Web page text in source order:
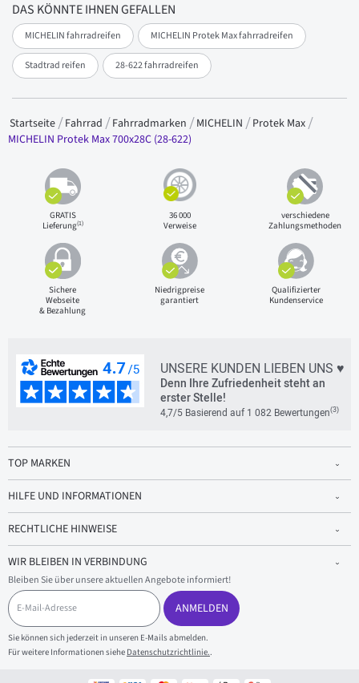
DAS KÖNNTE IHNEN GEFALLEN
MICHELIN fahrradreifen MICHELIN Protek Max fahrradreifen
Stadtrad reifen 28-622 fahrradreifen
Startseite Fahrrad Fahrradmarken MICHELIN
Protek Max
MICHELIN Protek Max 700x28C (28-622)
GRATIS
Lieferung(1)
36 000
Verweise
verschiedene
Zahlungsmethoden
Sichere
Webseite
& Bezahlung
Niedrigpreise
garantiert
Qualifizierter
Kundenservice
UNSERE KUNDEN LIEBEN UNS ♥
Denn Ihre Zufriedenheit steht an
erster Stelle!
4,7/5 Basierend auf 1 082 Bewertungen(3)
TOP MARKEN
HILFE UND INFORMATIONEN
RECHTLICHE HINWEISE
WIR BLEIBEN IN VERBINDUNG
Bleiben Sie über unsere aktuellen Angebote informiert!
E
-
M
a
i
l
ANMELDEN
Sie können sich jederzeit in unseren E-Mails abmelden.
Für weitere Informationen siehe Datenschutzrichtlinie..